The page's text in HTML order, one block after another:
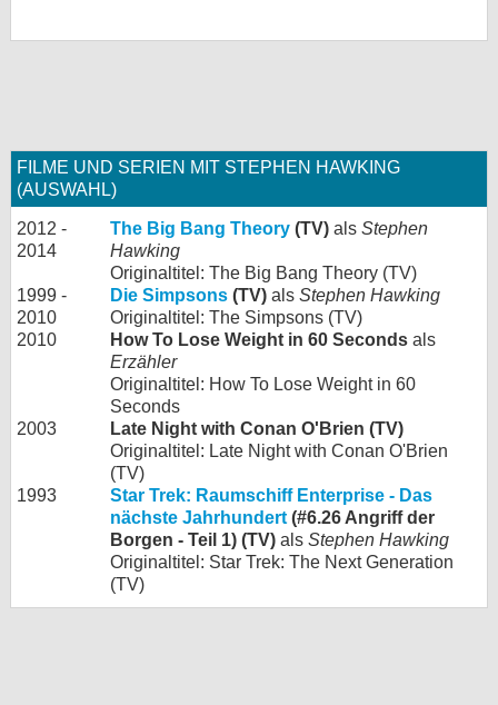
FILME UND SERIEN MIT STEPHEN HAWKING
(AUSWAHL)
2012 -
2014
The Big Bang Theory (TV) als Stephen
Hawking
Originaltitel: The Big Bang Theory (TV)
1999 -
2010
Die Simpsons (TV) als Stephen Hawking
Originaltitel: The Simpsons (TV)
2010
How To Lose Weight in 60 Seconds als
Erzähler
Originaltitel: How To Lose Weight in 60
Seconds
2003
Late Night with Conan O'Brien (TV)
Originaltitel: Late Night with Conan O'Brien
(TV)
1993
Star Trek: Raumschiff Enterprise - Das
nächste Jahrhundert (#6.26 Angriff der
Borgen - Teil 1) (TV) als Stephen Hawking
Originaltitel: Star Trek: The Next Generation
(TV)